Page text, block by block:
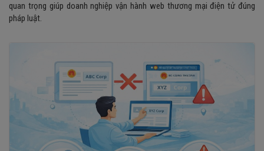
quan trọng giúp doanh nghiệp vận hành web thương mại điện tử đúng
pháp luật.